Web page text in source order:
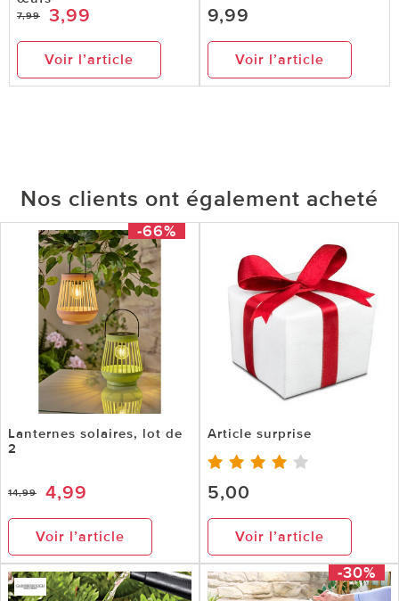
7,99 3,99
Voir l’article
9,99
Voir l’article
Nos clients ont également acheté
-66%
Lanternes solaires, lot de
2
14,99 4,99
Voir l’article
Article surprise
5,00
Voir l’article
-30%